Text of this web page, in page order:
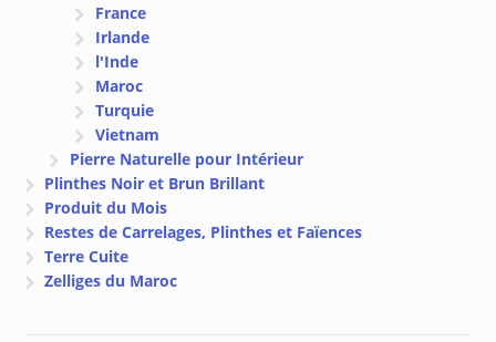
France
Irlande
l'Inde
Maroc
Turquie
Vietnam
Pierre Naturelle pour Intérieur
Plinthes Noir et Brun Brillant
Produit du Mois
Restes de Carrelages, Plinthes et Faïences
Terre Cuite
Zelliges du Maroc